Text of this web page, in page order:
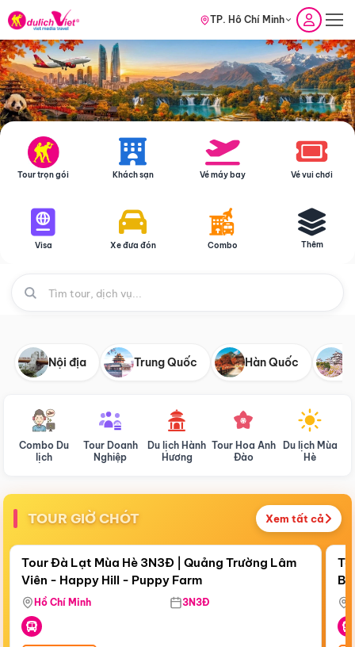
TP. Hồ Chí Minh
Tour trọn gói Khách sạn Vé máy bay Vé vui chơi
Visa Xe đưa đón Combo Thêm
Nội địa Trung Quốc Hàn Quốc
Combo Du
lịch
Tour Doanh
Nghiệp
Du lịch Hành
Hương
Tour Hoa Anh
Đào
Du lịch Mùa
Hè
TOUR GIỜ CHÓT Xem tất cả
Còn19:37:22
Điểm nổi bật
Tour Đà Lạt Mùa Hè 3N3Đ | Quảng Trường Lâm
Viên - Happy Hill - Puppy Farm
Hồ Chí Minh 3N3Đ